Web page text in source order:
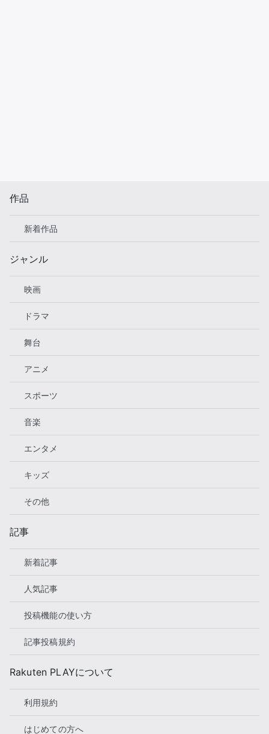
作品
新着作品
ジャンル
映画
ドラマ
舞台
アニメ
スポーツ
音楽
エンタメ
キッズ
その他
記事
新着記事
人気記事
投稿機能の使い方
記事投稿規約
Rakuten PLAYについて
利用規約
はじめての方へ